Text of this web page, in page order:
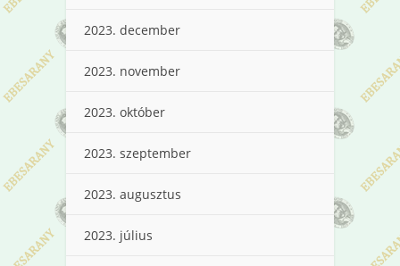
2023. december
2023. november
2023. október
2023. szeptember
2023. augusztus
2023. július